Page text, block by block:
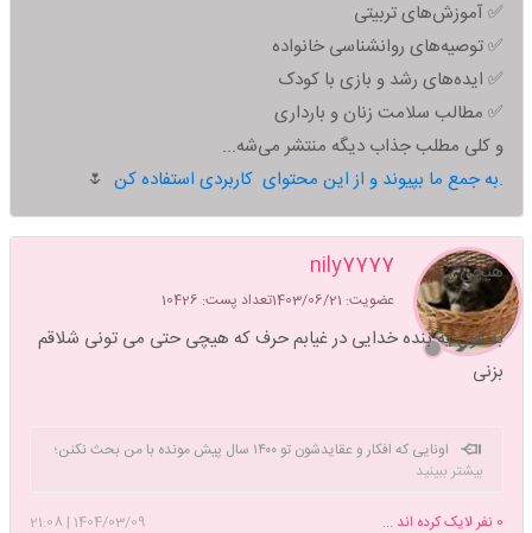
✅ آموزش‌های تربیتی
✅ توصیه‌های روانشناسی خانواده
✅ ایده‌های رشد و بازی با کودک
✅ مطالب سلامت زنان و بارداری
و کلی مطلب جذاب دیگه منتشر می‌شه...
به جمع ما بپیوند و از این محتوای کاربردی استفاده کن.
🌷
nily7777
عضویت: 1403/06/21 تعداد پست: 10426
هیچی
به قول یه بنده خدایی در غیابم حرف که هیچی حتی می تونی شلاقم
بزنی
اونایی که افکار و عقایدشون تو ۱۴۰۰ سال پیش مونده با من بحث نکنن؛
چون اون موقع گوشی و نت نبوده، اگه حرفی داری سوار شترت شو و بیا بهم بگو!
بیشتر ببینید
1404/03/09
|
21:08 0 نفر لایک کرده اند ...